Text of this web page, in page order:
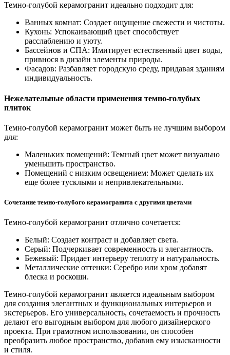
Темно-голубой керамогранит идеально подходит для:
Ванных комнат: Создает ощущение свежести и чистоты.
Кухонь: Успокаивающий цвет способствует
расслаблению и уюту.
Бассейнов и СПА: Имитирует естественный цвет воды,
привнося в дизайн элементы природы.
Фасадов: Разбавляет городскую среду, придавая зданиям
индивидуальность.
Нежелательные области применения темно-голубых
плиток
Темно-голубой керамогранит может быть не лучшим выбором
для:
Маленьких помещений: Темный цвет может визуально
уменьшить пространство.
Помещений с низким освещением: Может сделать их
еще более тусклыми и непривлекательными.
Сочетание темно-голубого керамогранита с другими цветами
Темно-голубой керамогранит отлично сочетается:
Белый: Создает контраст и добавляет света.
Серый: Подчеркивает современность и элегантность.
Бежевый: Придает интерьеру теплоту и натуральность.
Металлические оттенки: Серебро или хром добавят
блеска и роскоши.
Темно-голубой керамогранит является идеальным выбором
для создания элегантных и функциональных интерьеров и
экстерьеров. Его универсальность, сочетаемость и прочность
делают его выгодным выбором для любого дизайнерского
проекта. При грамотном использовании, он способен
преобразить любое пространство, добавив ему изысканности
и стиля.